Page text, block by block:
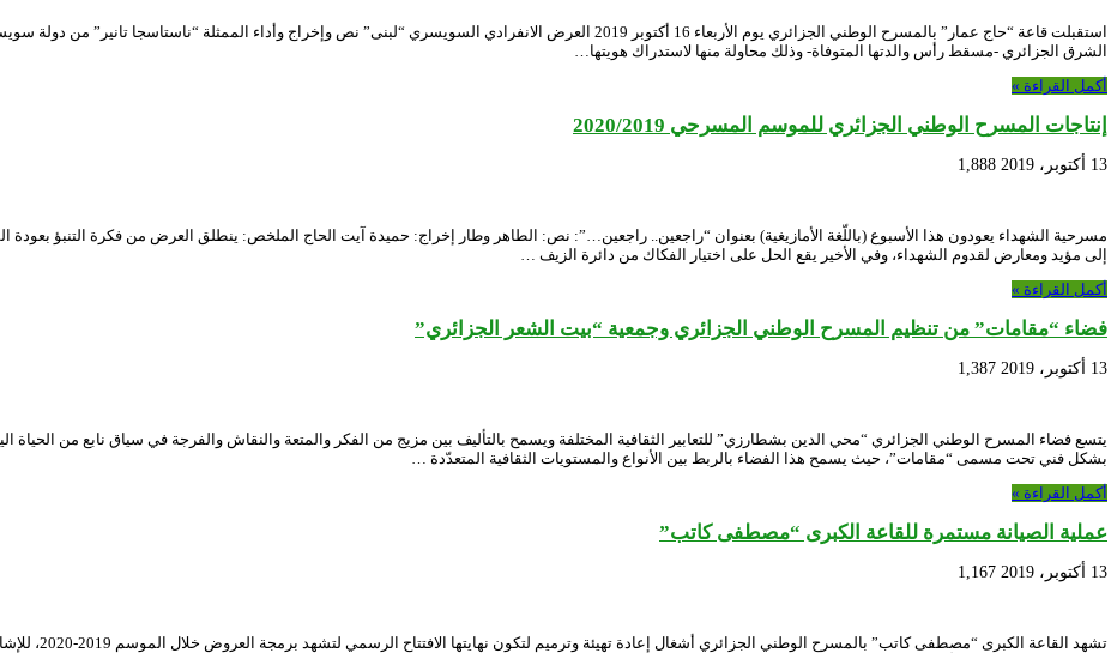
استقبلت قاعة “حاج عمار” بالمسرح الوطني الجزائري يوم الأربعاء 16 أكتوبر 2019 العرض الانفرادي السويسري “لبنى” نص وإخراج وأداء
الشرق الجزائري -مسقط رأس والدتها المتوفاة- وذلك محاولة منها لاستدراك هويتها…
أكمل القراءة »
إنتاجات المسرح الوطني الجزائري للموسم المسرحي 2020/2019
13 أكتوبر، 2019 1,888
مسرحية الشهداء يعودون هذا الأسبوع (باللّغة الأمازيغية) بعنوان “راجعين.. راجعين…”: نص: الطاهر وطار إخراج: حميدة آيت الحاج الملخص: ينطلق العرض من فكرة التنبؤ بعودة
إلى مؤيد ومعارض لقدوم الشهداء، وفي الأخير يقع الحل على اختيار الفكاك من دائرة الزيف …
أكمل القراءة »
فضاء “مقامات” من تنظيم المسرح الوطني الجزائري وجمعية “بيت الشعر الجزائري”
13 أكتوبر، 2019 1,387
يتسع فضاء المسرح الوطني الجزائري “محي الدين بشطارزي” للتعابير الثقافية المختلفة ويسمح بالتأليف بين مزيج من الفكر والمتعة والنقاش والفرجة في سياق نابع من الحياة
بشكل فني تحت مسمى “مقامات”، حيث يسمح هذا الفضاء بالربط بين الأنواع والمستويات الثقافية المتعدّدة …
أكمل القراءة »
عملية الصيانة مستمرة للقاعة الكبرى “مصطفى كاتب”
13 أكتوبر، 2019 1,167
تشهد القاعة